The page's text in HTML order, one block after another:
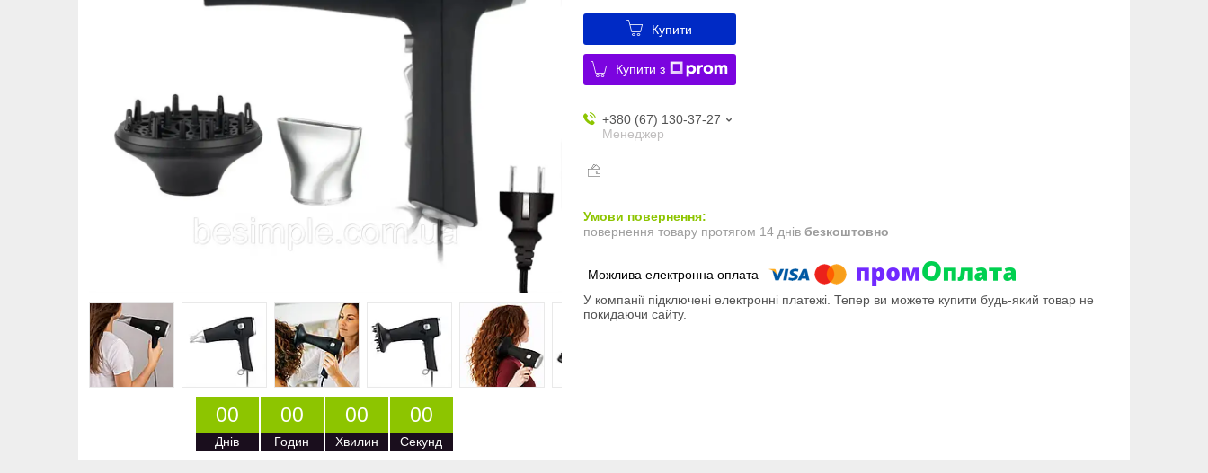
00
Днів
00
Годин
00
Хвилин
00
Секунд
Купити
Купити з
+380 (67) 130-37-27
Менеджер
повернення товару протягом 14 днів безкоштовно
У компанії підключені електронні платежі. Тепер ви можете купити будь-який товар не
покидаючи сайту.